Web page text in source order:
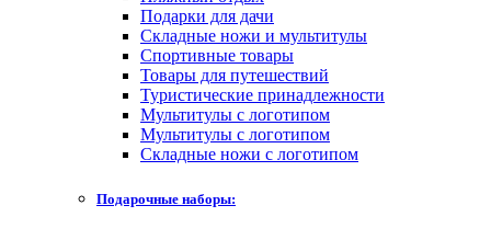
Подарки для дачи
Складные ножи и мультитулы
Спортивные товары
Товары для путешествий
Туристические принадлежности
Мультитулы с логотипом
Мультитулы с логотипом
Складные ножи с логотипом
Подарочные наборы: